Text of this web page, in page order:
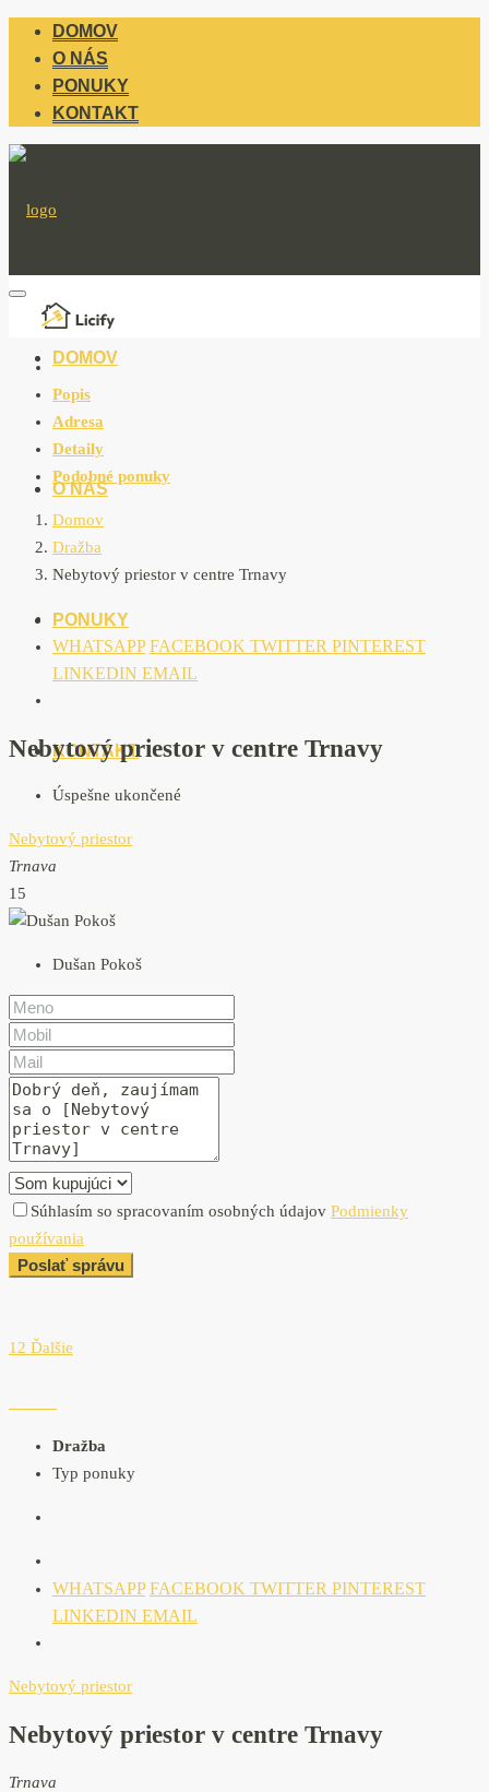
DOMOV
O NÁS
PONUKY
KONTAKT
DOMOV
O NÁS
PONUKY
KONTAKT
Popis
Adresa
Detaily
Podobné ponuky
Domov
Dražba
Nebytový priestor v centre Trnavy
WHATSAPP FACEBOOK TWITTER PINTEREST
LINKEDIN EMAIL
Nebytový priestor v centre Trnavy
Úspešne ukončené
Nebytový priestor
Trnava
15
Dušan Pokoš
Súhlasím so spracovaním osobných údajov Podmienky
používania
Poslať správu
12 Ďalšie
Dražba
Typ ponuky
WHATSAPP FACEBOOK TWITTER PINTEREST
LINKEDIN EMAIL
Nebytový priestor
Nebytový priestor v centre Trnavy
Trnava